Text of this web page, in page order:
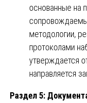
основанные на
методологии,
протоколами
утверждается
направляется
Раздел 5: